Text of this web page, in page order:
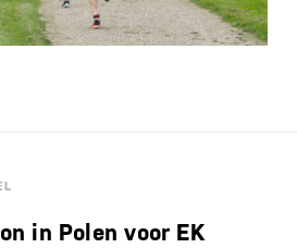
in Polen voor EK